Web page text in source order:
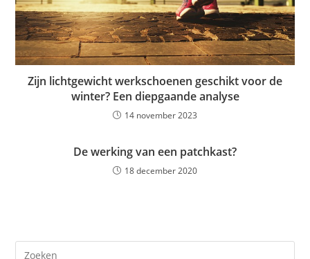
Zijn lichtgewicht werkschoenen geschikt voor de
winter? Een diepgaande analyse
14 november 2023
De werking van een patchkast?
18 december 2020